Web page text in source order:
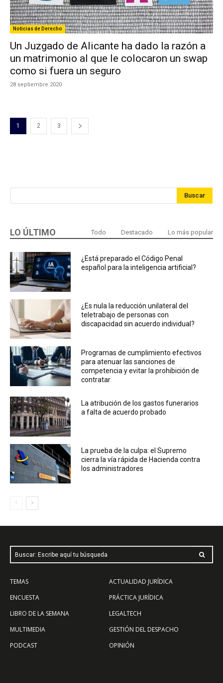
Noticias de Derecho
Un Juzgado de Alicante ha dado la razón a
un matrimonio al que le colocaron un swap
como si fuera un seguro
28 septiembre 2020
1 2 3
Buscar
LO ÚLTIMO Todo Destacado Lo más popular
¿Está preparado el Código Penal
español para la inteligencia artificial?
¿Es nula la reducción unilateral del
teletrabajo de personas con
discapacidad sin acuerdo individual?
Programas de cumplimiento efectivos
para atenuar las sanciones de
competencia y evitar la prohibición de
contratar
La atribución de los gastos funerarios
a falta de acuerdo probado
La prueba de la culpa: el Supremo
cierra la vía rápida de Hacienda contra
los administradores
Buscar: Escribe aquí tu búsqueda
TEMAS
ENCUESTA
LIBRO DE LA SEMANA
MULTIMEDIA
PODCAST
ACTUALIDAD JURÍDICA
PRÁCTICA JURÍDICA
LEGALTECH
GESTIÓN DEL DESPACHO
OPINIÓN